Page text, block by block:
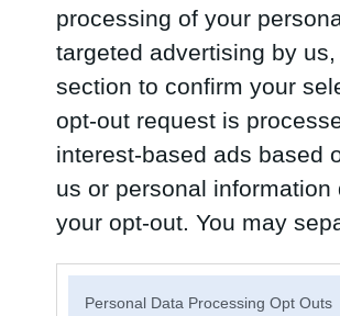
processing of your
targeted advertising by
section to confirm your
opt-out request is
interest-based ads based
us or personal
your opt-out. You may
Personal Data Processing Opt Outs